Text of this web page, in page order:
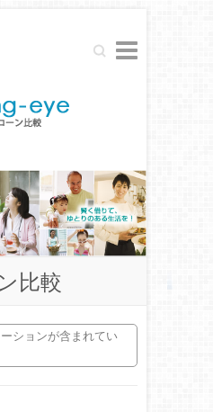
Search
比較
ションが含まれてい